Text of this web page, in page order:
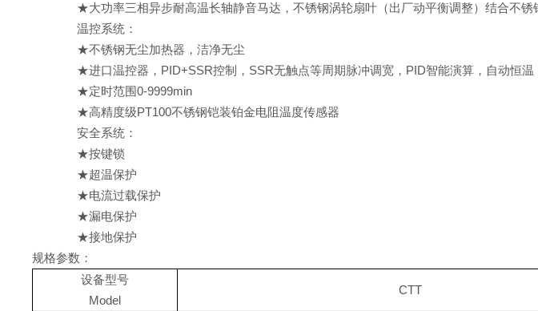
★大功率三相异步耐高温长轴静音马达，不锈钢涡轮扇叶（出厂动平衡调整）结合不
温控系统：
★不锈钢无尘加热器，洁净无尘
★进口温控器，PID+SSR控制，SSR无触点等周期脉冲调宽，PID智能演算，自动恒
★定时范围0-9999min
★高精度级PT100不锈钢铠装铂金电阻温度传感器
安全系统：
★按键锁
★超温保护
★电流过载保护
★漏电保护
★接地保护
规格参数：
设备型号
Model
CTT